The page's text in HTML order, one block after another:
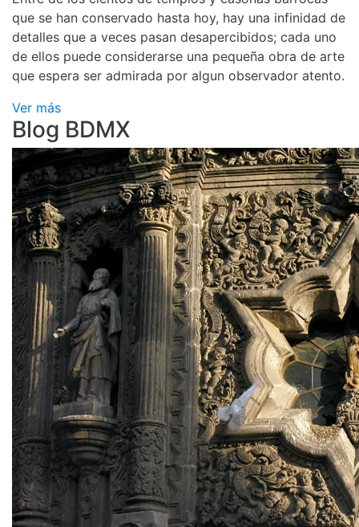
que se han conservado hasta hoy, hay una infinidad de
detalles que a veces pasan desapercibidos; cada uno
de ellos puede considerarse una pequeña obra de arte
que espera ser admirada por algun observador atento.
Ver más
Blog BDMX